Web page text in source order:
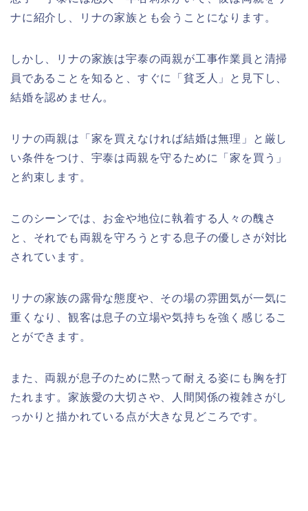
ナに紹介し、リナの家族とも会うことになります。
しかし、リナの家族は宇泰の両親が工事作業員と清掃
員であることを知ると、すぐに「貧乏人」と見下し、
結婚を認めません。
リナの両親は「家を買えなければ結婚は無理」と厳し
い条件をつけ、宇泰は両親を守るために「家を買う」
と約束します。
このシーンでは、お金や地位に執着する人々の醜さ
と、それでも両親を守ろうとする息子の優しさが対比
されています。
リナの家族の露骨な態度や、その場の雰囲気が一気に
重くなり、観客は息子の立場や気持ちを強く感じるこ
とができます。
また、両親が息子のために黙って耐える姿にも胸を打
たれます。家族愛の大切さや、人間関係の複雑さがし
っかりと描かれている点が大きな見どころです。